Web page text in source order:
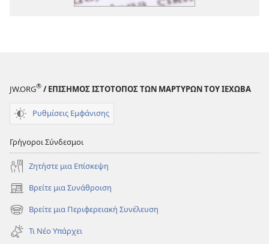
JW.ORG® / ΕΠΙΣΗΜΟΣ ΙΣΤΟΤΟΠΟΣ ΤΩΝ ΜΑΡΤΥΡΩΝ ΤΟΥ ΙΕΧΩΒΑ
Ρυθμίσεις Εμφάνισης
Γρήγοροι Σύνδεσμοι
Ζητήστε μια Επίσκεψη
Βρείτε μια Συνάθροιση
(ανοίγει
νέο
παράθυρο)
Βρείτε μια Περιφερειακή Συνέλευση
(ανοίγει
νέο
παράθυρο)
Τι Νέο Υπάρχει